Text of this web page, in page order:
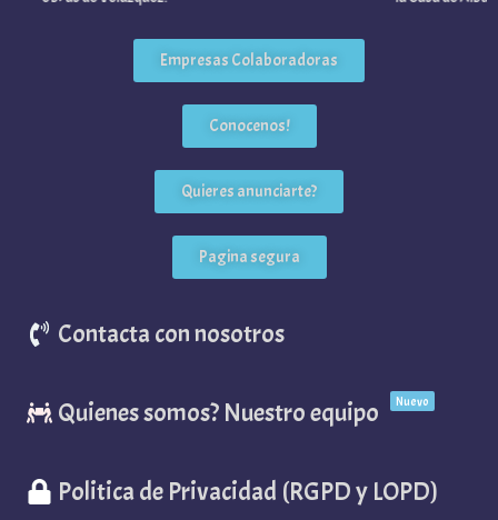
Empresas Colaboradoras
Conocenos!
Quieres anunciarte?
Pagina segura
Contacta con nosotros
Quienes somos? Nuestro equipo Nuevo
Politica de Privacidad (RGPD y LOPD)